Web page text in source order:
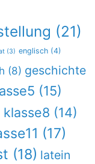
(21)
(3) englisch (4)
(8) geschichte
(15)
klasse8 (14)
(17)
(18) latein